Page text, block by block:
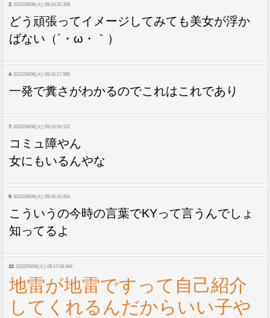
2: 2022/09/06(火) 09:14:20.308
どう頑張ってイメージしてみても美女が浮か
ばない（´・ω・｀）
4: 2022/09/06(火) 09:15:17.995
一発で糞さがわかるのでこれはこれであり
7: 2022/09/06(火) 09:15:59.122
コミュ障やん
女にもいるんやな
9: 2022/09/06(火) 09:16:16.954
こういうの今時の言葉でKYって言うんでしょ
知ってるよ
10: 2022/09/06(火) 09:17:08.944
地雷が地雷ですって自己紹介
してくれるんだからいい子や